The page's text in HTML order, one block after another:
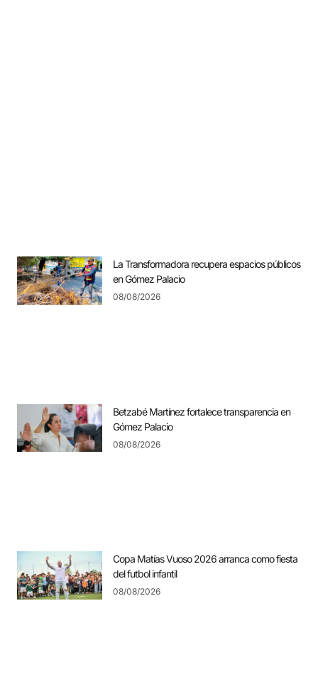
La Transformadora recupera espacios públicos
en Gómez Palacio
08/08/2026
Betzabé Martínez fortalece transparencia en
Gómez Palacio
08/08/2026
Copa Matías Vuoso 2026 arranca como fiesta
del futbol infantil
08/08/2026